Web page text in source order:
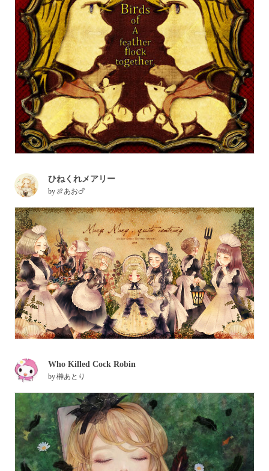
ひねくれメアリー
by 🍖あお🍗
Who Killed Cock Robin
by榊あとり